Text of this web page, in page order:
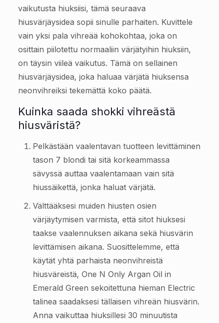
vaikutusta hiuksiisi, tämä seuraava
hiusvärjäysidea sopii sinulle parhaiten. Kuvittele
vain yksi pala vihreää kohokohtaa, joka on
osittain piilotettu normaaliin värjätyihin hiuksiin,
on täysin viileä vaikutus. Tämä on sellainen
hiusvärjäysidea, joka haluaa värjätä hiuksensa
neonvihreiksi tekemättä koko päätä.
Kuinka saada shokki vihreästä
hiusväristä?
Pelkästään vaalentavan tuotteen levittäminen
tason 7 blondi tai sitä korkeammassa
sävyssä auttaa vaalentamaan vain sitä
hiussäikettä, jonka haluat värjätä.
Välttääksesi muiden hiusten osien
värjäytymisen varmista, että sitot hiuksesi
taakse vaalennuksen aikana sekä hiusvärin
levittämisen aikana. Suosittelemme, että
käytät yhtä parhaista neonvihreistä
hiusväreistä, One N Only Argan Oil in
Emerald Green sekoitettuna hieman Electric
talinea saadaksesi tällaisen vihreän hiusvärin.
Anna vaikuttaa hiuksillesi 30 minuutista